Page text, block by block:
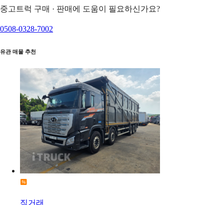
중고트럭 구매 · 판매에 도움이 필요하신가요?
0508-0328-7002
유관 매물 추천
직거래